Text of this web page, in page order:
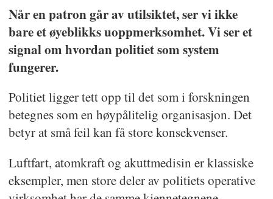
Når en patron går av utilsiktet, ser vi ikke
bare et øyeblikks uoppmerksomhet. Vi ser et
signal om hvordan politiet som system
fungerer.
Politiet ligger tett opp til det som i forskningen
betegnes som en høypålitelig organisasjon. Det
betyr at små feil kan få store konsekvenser.
Luftfart, atomkraft og akuttmedisin er klassiske
eksempler, men store deler av politiets operative